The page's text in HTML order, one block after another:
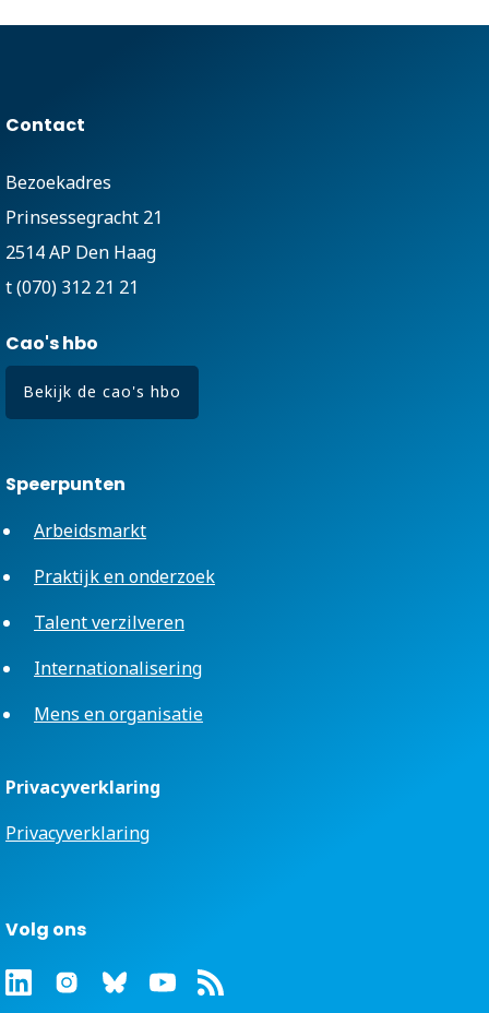
Contact
Bezoekadres
Prinsessegracht 21
2514 AP Den Haag
t (070) 312 21 21
Cao's hbo
Bekijk de cao's hbo
Speerpunten
Arbeidsmarkt
Praktijk en onderzoek
Talent verzilveren
Internationalisering
Mens en organisatie
Privacyverklaring
Privacyverklaring
Volg ons